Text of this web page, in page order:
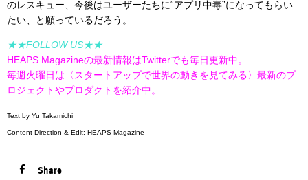
のレスキュー、今後はユーザーたちに“アプリ中毒”になってもらい
たい、と願っているだろう。
★★FOLLOW US★★
HEAPS Magazineの最新情報はTwitterでも毎日更新中。
毎週火曜日は〈スタートアップで世界の動きを見てみる〉最新のプ
ロジェクトやプロダクトを紹介中。
Text by Yu Takamichi
Content Direction & Edit: HEAPS Magazine
Share